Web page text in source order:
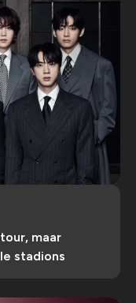
maar
stadions